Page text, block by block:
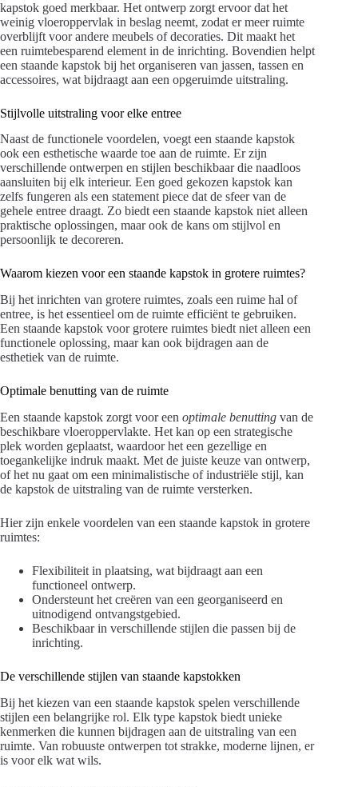
kapstok goed merkbaar. Het ontwerp zorgt ervoor dat het
weinig vloeroppervlak in beslag neemt, zodat er meer ruimte
overblijft voor andere meubels of decoraties. Dit maakt het
een ruimtebesparend element in de inrichting. Bovendien helpt
een staande kapstok bij het organiseren van jassen, tassen en
accessoires, wat bijdraagt aan een opgeruimde uitstraling.
Stijlvolle uitstraling voor elke entree
Naast de functionele voordelen, voegt een staande kapstok
ook een esthetische waarde toe aan de ruimte. Er zijn
verschillende ontwerpen en stijlen beschikbaar die naadloos
aansluiten bij elk interieur. Een goed gekozen kapstok kan
zelfs fungeren als een statement piece dat de sfeer van de
gehele entree draagt. Zo biedt een staande kapstok niet alleen
praktische oplossingen, maar ook de kans om stijlvol en
persoonlijk te decoreren.
Waarom kiezen voor een staande kapstok in grotere ruimtes?
Bij het inrichten van grotere ruimtes, zoals een ruime hal of
entree, is het essentieel om de ruimte efficiënt te gebruiken.
Een staande kapstok voor grotere ruimtes biedt niet alleen een
functionele oplossing, maar kan ook bijdragen aan de
esthetiek van de ruimte.
Optimale benutting van de ruimte
Een staande kapstok zorgt voor een optimale benutting van de
beschikbare vloeroppervlakte. Het kan op een strategische
plek worden geplaatst, waardoor het een gezellige en
toegankelijke indruk maakt. Met de juiste keuze van ontwerp,
of het nu gaat om een minimalistische of industriële stijl, kan
de kapstok de uitstraling van de ruimte versterken.
Hier zijn enkele voordelen van een staande kapstok in grotere
ruimtes:
Flexibiliteit in plaatsing, wat bijdraagt aan een
functioneel ontwerp.
Ondersteunt het creëren van een georganiseerd en
uitnodigend ontvangstgebied.
Beschikbaar in verschillende stijlen die passen bij de
inrichting.
De verschillende stijlen van staande kapstokken
Bij het kiezen van een staande kapstok spelen verschillende
stijlen een belangrijke rol. Elk type kapstok biedt unieke
kenmerken die kunnen bijdragen aan de uitstraling van een
ruimte. Van robuuste ontwerpen tot strakke, moderne lijnen, er
is voor elk wat wils.